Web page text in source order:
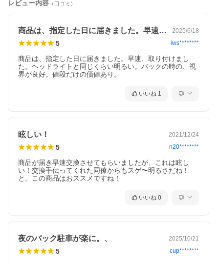
ホワイト
全光束
6200Lm
側面：35SMD
先端：7SMD
バルブには『Radies SK』刻印を施しています。
類似品の明るさや車検対応は対象外です。
T10/16 サイズ
LEDキットご購入より1年保証です。
・保証カードをお付けしますので大切に保管ください。
・ご購入から1年以内の故障や動作不良などの場合は交換対応いた
レビュー内容 （口コミ）
商品は、指定した日に届きました。早速、… 2025/6/18
5 iws********
商品は、指定した日に届きました。早速、取り付けまし
た。ヘッドライトと同じくらい明るい。バックの時の、視
界が良好。値段だけの価値あり。
いいね 1
眩しい！ 2021/12/24
5 n20********
商品が届き早速交換させてもらいましたが、これは眩し
い！交換手伝ってくれた同僚からもスゲ〜明るさだね！
と。この商品はおススメですね！
いいね 0
夜のバック駐車が楽に。、 2025/10/21
5 cup********